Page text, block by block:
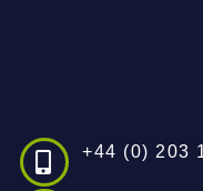
+44 (0) 203